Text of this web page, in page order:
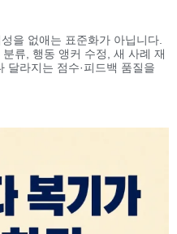
을 없애는 표준화가 아닙니다.
류, 행동 앵커 수정, 새 사례 재
달라지는 점수·피드백 품질을